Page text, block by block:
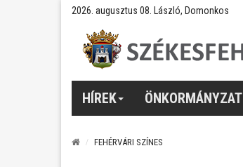
2026. augusztus 08. László, Domonkos
HÍREK ÖNKORMÁNYZAT
FEHÉRVÁRI SZÍNES